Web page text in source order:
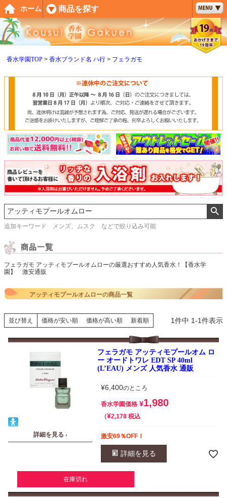
香水学園TOP 香水ブランド名 ハ行 フェラガモ
追加キーワード メンズ、ムスク などで絞り込み可能
フェラガモ アッティモプールオムローの厳選おすすめ人気香水！【香水学
園】 激安通販
アッティモプールオムローの商品一覧
並び替え 価格が安い順 価格が高い順 新着順 1件中 1-1件表示
詳細を見る ›
フェラガモ アッティモプールオム ロ
ー オードトワレ EDT SP 40ml
(L’EAU) メンズ 人気香水 通販
¥6,400のところ
香水学園価格 ¥1,980
¥2,178 税込
激安69％OFF！
詳細を見る
在庫切れ
ペー
ジト
ップ
へ
ホーム 商品を探す